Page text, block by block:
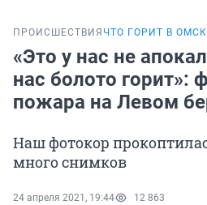
ПРОИСШЕСТВИЯ ЧТО ГОРИТ В
«Это у нас не
нас болото горит»:
пожара на Левом
Наш фотокор
много снимков
24 апреля 2021, 19:44 12 863